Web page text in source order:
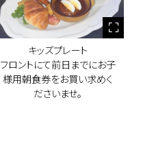
キッズプレート
フロントにて前日までにお子
様用朝食券をお買い求めく
ださいませ。